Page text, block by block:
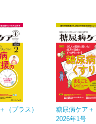
（プラス）
糖尿病ケア＋
2026年1号